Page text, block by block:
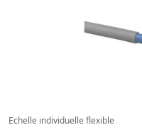
Echelle individuelle flexible